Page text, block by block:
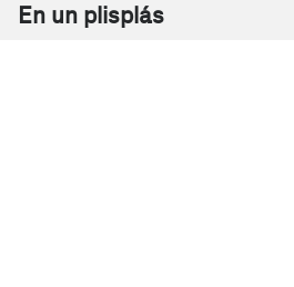
En un plisplás